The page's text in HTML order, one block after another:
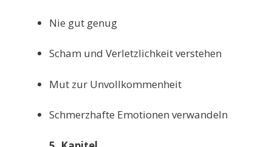
Nie gut genug
Scham und Verletzlichkeit verstehen
Mut zur Unvollkommenheit
Schmerzhafte Emotionen verwandeln